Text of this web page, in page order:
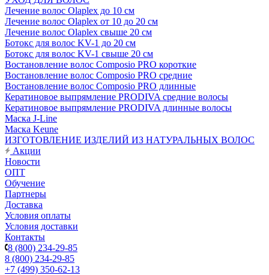
Лечение волос Olapleх до 10 см
Лечение волос Olapleх от 10 до 20 см
Лечение волос Olapleх свыше 20 см
Ботокс для волос KV-1 до 20 см
Ботокс для волос KV-1 свыше 20 см
Востановление волос Composio PRO короткие
Востановление волос Composio PRO средние
Востановление волос Composio PRO длинные
Кератиновое выпрямление PRODIVA средние волосы
Кератиновое выпрямление PRODIVA длинные волосы
Маска J-Line
Маска Keune
ИЗГОТОВЛЕНИЕ ИЗДЕЛИЙ ИЗ НАТУРАЛЬНЫХ ВОЛОС
Акции
Новости
ОПТ
Обучение
Партнеры
Доставка
Условия оплаты
Условия доставки
Контакты
8 (800) 234-29-85
8 (800) 234-29-85
+7 (499) 350-62-13